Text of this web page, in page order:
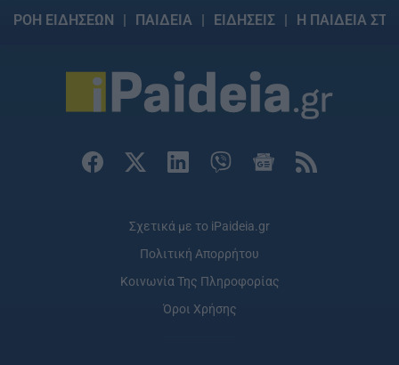
ΡΟΗ ΕΙΔΗΣΕΩΝ ΠΑΙΔΕΙΑ ΕΙΔΗΣΕΙΣ Η ΠΑΙΔΕΙΑ
Σχετικά με το iPaideia.gr
Πολιτική Απορρήτου
Κοινωνία Της Πληροφορίας
Όροι Χρήσης